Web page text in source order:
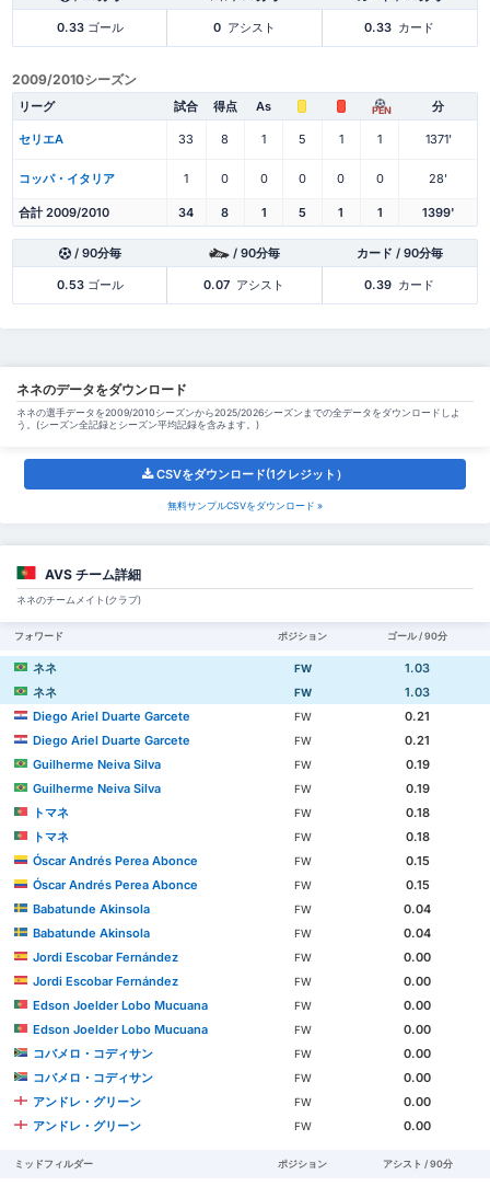
0.33ゴール 0 アシスト 0.33 カード
2009/2010シーズン
リーグ 試合 得点 As PEN 分
セリエA 33 8 1 5 1 1 1371'
コッパ・イタリア 1 0 0 0 0 0 28'
合計 2009/2010 34 8 1 5 1 1 1399'
/ 90分毎 / 90分毎 カード / 90分毎
0.53ゴール 0.07 アシスト 0.39 カード
ネネのデータをダウンロード
ネネの選手データを2009/2010シーズンから2025/2026シーズンまでの全データをダウンロードしよ
う。(シーズン全記録とシーズン平均記録を含みます。)
CSVをダウンロード(1クレジット）
無料サンプルCSVをダウンロード »
AVS チーム詳細
ネネのチームメイト(クラブ)
フォワード ポジション ゴール / 90分
ネネ FW
1.03
ネネ
FW
1.03
Diego Ariel Duarte Garcete
FW
0.21
Diego Ariel Duarte Garcete
FW
0.21
Guilherme Neiva Silva
FW
0.19
Guilherme Neiva Silva
FW
0.19
トマネ
FW
0.18
トマネ
FW
0.18
Óscar Andrés Perea Abonce
FW
0.15
Óscar Andrés Perea Abonce
FW
0.15
Babatunde Akinsola
FW
0.04
Babatunde Akinsola
FW
0.04
Jordi Escobar Fernández
FW
0.00
Jordi Escobar Fernández
FW
0.00
Edson Joelder Lobo Mucuana
FW
0.00
Edson Joelder Lobo Mucuana
FW
0.00
コバメロ・コディサン
FW
0.00
コバメロ・コディサン
FW
0.00
アンドレ・グリーン
FW
0.00
アンドレ・グリーン
FW 0.00
ミッドフィルダー ポジション アシスト / 90分